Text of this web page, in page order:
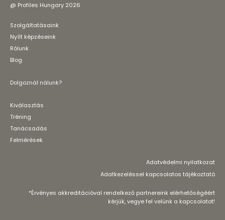
@ Profiles Hungary 2026
Szolgáltatásaink
Nyílt képzéseink
Rólunk
Blog
Dolgoznál nálunk?
Kiválasztás
Tréning
Tanácsadás
Felmérések
Adatvédelmi nyilatkozat
Adatkezeléssel kapcsolatos tájékoztató
*Érvényes akkreditációval rendelkező partnereink elérhetőségéért
kérjük, vegye fel velünk a kapcsolatot!